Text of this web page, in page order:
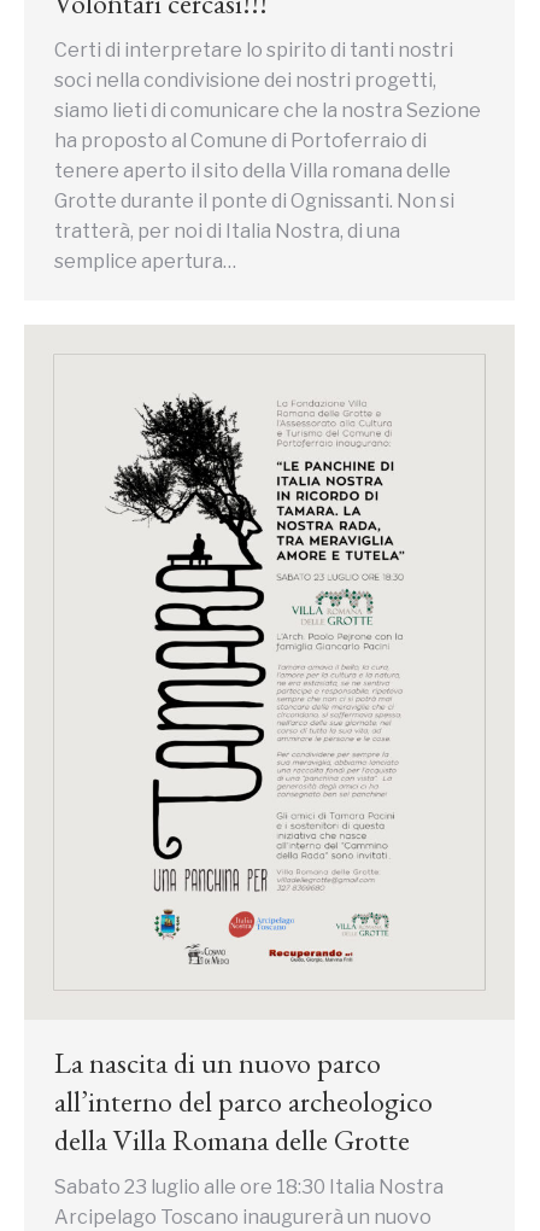
Certi di interpretare lo spirito di tanti nostri
soci nella condivisione dei nostri progetti,
siamo lieti di comunicare che la nostra Sezione
ha proposto al Comune di Portoferraio di
tenere aperto il sito della Villa romana delle
Grotte durante il ponte di Ognissanti. Non si
tratterà, per noi di Italia Nostra, di una
semplice apertura…
La nascita di un nuovo parco
all’interno del parco archeologico
della Villa Romana delle Grotte
Sabato 23 luglio alle ore 18:30 Italia Nostra
Arcipelago Toscano inaugurerà un nuovo